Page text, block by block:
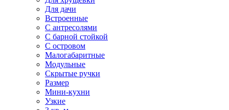
Для дачи
Встроенные
С антресолями
С барной стойкой
С островом
Малогабаритные
Модульные
Скрытые ручки
Размер
Мини-кухни
Узкие